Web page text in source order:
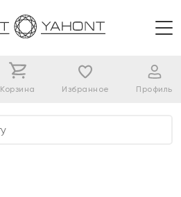
Корзина Избранное Профиль